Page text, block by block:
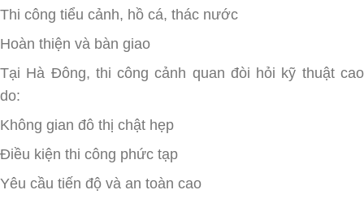
Thi công tiểu cảnh, hồ cá, thác nước
Hoàn thiện và bàn giao
Tại Hà Đông, thi công cảnh quan đòi hỏi kỹ thuật cao
do:
Không gian đô thị chật hẹp
Điều kiện thi công phức tạp
Yêu cầu tiến độ và an toàn cao